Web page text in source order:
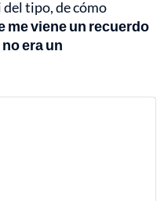
tipo, de cómo
me viene un recuerdo
era un